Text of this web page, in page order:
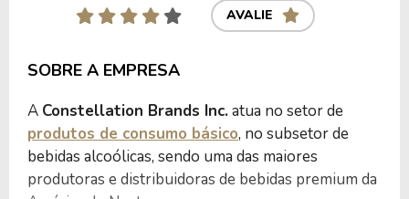
AVALIE
SOBRE A EMPRESA
A Constellation Brands Inc.atua no setor de
produtos de consumo básico, no subsetor de
bebidas alcoólicas, sendo uma das maiores
produtoras e distribuidoras de bebidas premium da